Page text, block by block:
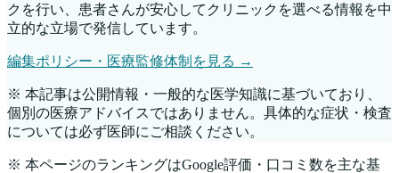
クを行い、患者さんが安心してクリニックを選べる情報を中
立的な立場で発信しています。
編集ポリシー・医療監修体制を見る →
※ 本記事は公開情報・一般的な医学知識に基づいており、
個別の医療アドバイスではありません。具体的な症状・検査
については必ず医師にご相談ください。
※ 本ページのランキングはGoogle評価・口コミ数を主な基